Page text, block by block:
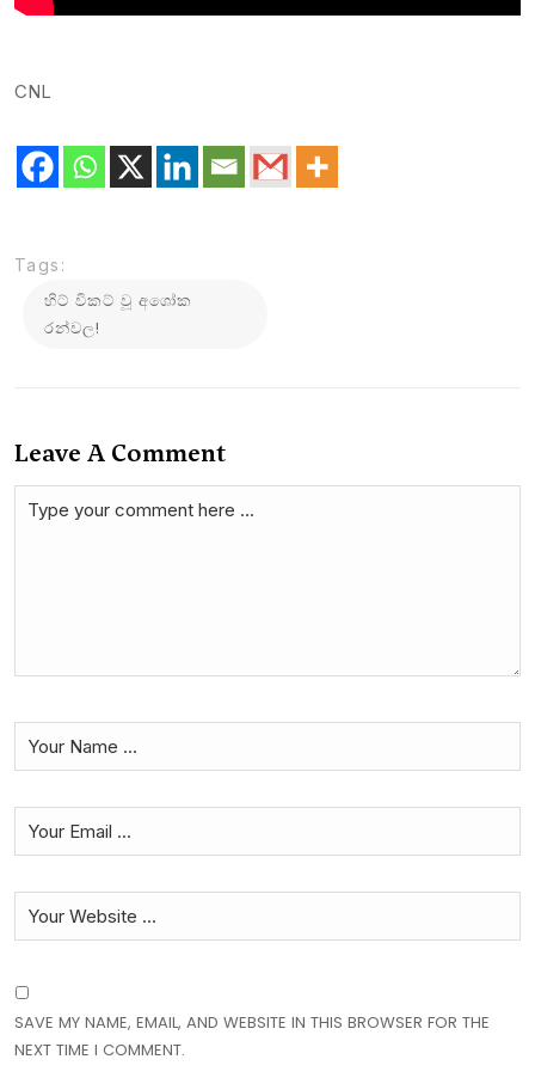
CNL
Tags:
හිට් විකට් වූ අශෝක
රන්වල!
Leave A Comment
SAVE MY NAME, EMAIL, AND WEBSITE IN THIS BROWSER FOR THE
NEXT TIME I COMMENT.